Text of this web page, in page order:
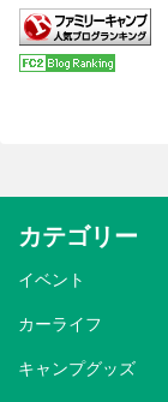
カテゴリー
イベント
カーライフ
キャンプグッズ